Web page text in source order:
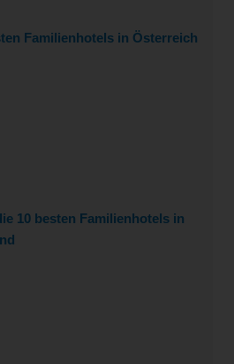
Familienhotels in Österreich
10 besten Familienhotels in